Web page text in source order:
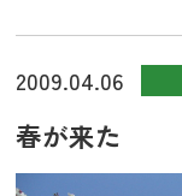
2009.04.06
春が来た